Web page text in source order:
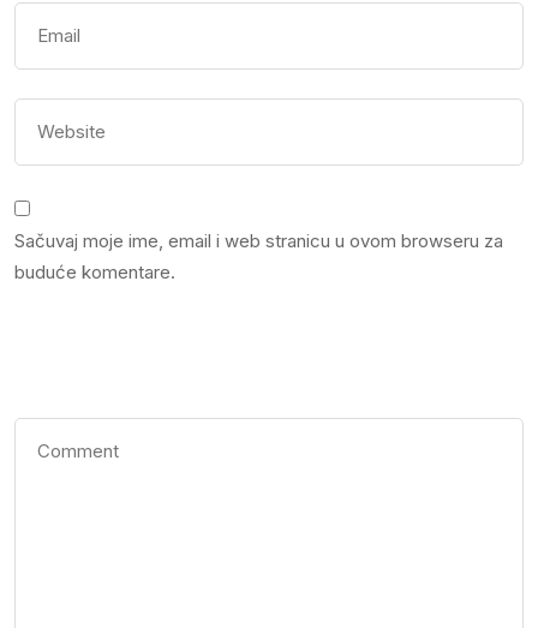
Sačuvaj moje ime, email i web stranicu u ovom browseru za
buduće komentare.